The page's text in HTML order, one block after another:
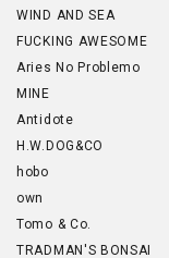
WIND AND SEA
FUCKING AWESOME
Aries No Problemo
MINE
Antidote
H.W.DOG&CO
hobo
own
Tomo & Co.
TRADMAN'S BONSAI